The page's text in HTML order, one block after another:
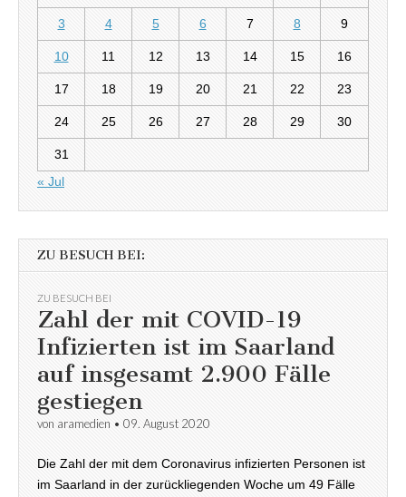
3 4 5 6 7 8 9
10 11 12 13 14 15 16
17 18 19 20 21 22 23
24 25 26 27 28 29 30
31
« Jul
ZU BESUCH BEI:
ZU BESUCH BEI
Zahl der mit COVID-19
Infizierten ist im Saarland
auf insgesamt 2.900 Fälle
gestiegen
von aramedien • 09. August 2020
Die Zahl der mit dem Coronavirus infizierten Personen ist
im Saarland in der zurückliegenden Woche um 49 Fälle